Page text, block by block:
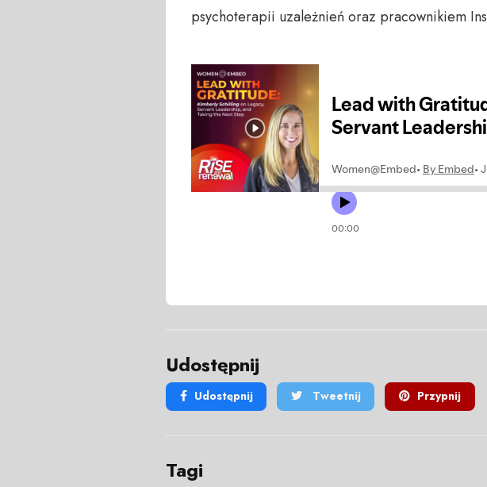
psychoterapii uzależnień oraz pracownikiem
Udostępnij
Udostępnij Tweetnij Przypnij
Tagi